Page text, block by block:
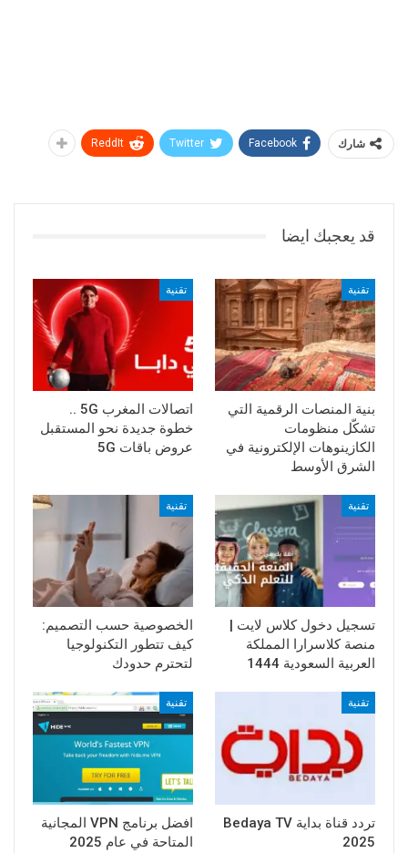
شارك Facebook
Twitter
ReddIt
قد يعجبك ايضا
تقنية
بنية المنصات الرقمية التي
تشكّل منظومات
الكازينوهات الإلكترونية في
الشرق الأوسط
تقنية
اتصالات المغرب 5G ..
خطوة جديدة نحو المستقبل
عروض باقات 5G
تقنية
تسجيل دخول كلاس لايت |
منصة كلاسرارا المملكة
العربية السعودية 1444
تقنية
الخصوصية حسب التصميم:
كيف تتطور التكنولوجيا
لتحترم حدودك
تقنية
تردد قناة بداية Bedaya TV
2025
تقنية
افضل برنامج VPN المجانية
المتاحة في عام 2025